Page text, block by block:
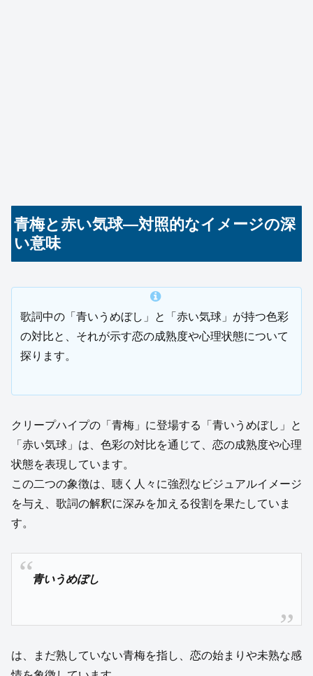
青梅と赤い気球—対照的なイメージの深
い意味
歌詞中の「青いうめぼし」と「赤い気球」が持つ色彩
の対比と、それが示す恋の成熟度や心理状態について
探ります。
クリープハイプの「青梅」に登場する「青いうめぼし」と
「赤い気球」は、色彩の対比を通じて、恋の成熟度や心理
状態を表現しています。
この二つの象徴は、聴く人々に強烈なビジュアルイメージ
を与え、歌詞の解釈に深みを加える役割を果たしていま
す。
青いうめぼし
は、まだ熟していない青梅を指し、恋の始まりや未熟な感